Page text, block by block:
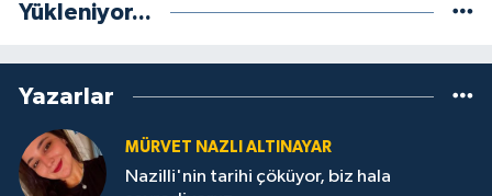
Yükleniyor...
Yazarlar
MÜRVET NAZLI ALTINAYAR
Nazilli'nin tarihi çöküyor, biz hala